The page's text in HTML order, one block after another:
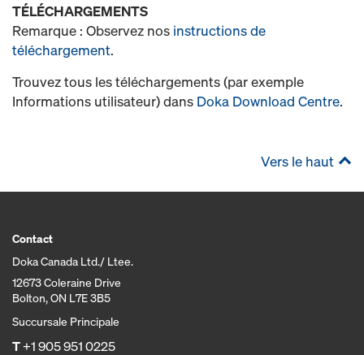
TÉLÉCHARGEMENTS
Remarque : Observez nos instructions de
téléchargement.
Trouvez tous les téléchargements (par exemple
Informations utilisateur) dans Doka Download Centre.
Vers le haut
Contact
Doka Canada Ltd./ Ltee.
12673 Coleraine Drive
Bolton, ON L7E 3B5
Succursale Principale
T+1 905 951 0225